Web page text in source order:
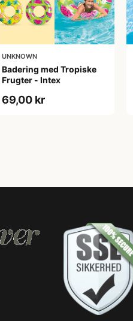
UNKNOWN
Badering med Tropiske
Frugter - Intex
69,00 kr